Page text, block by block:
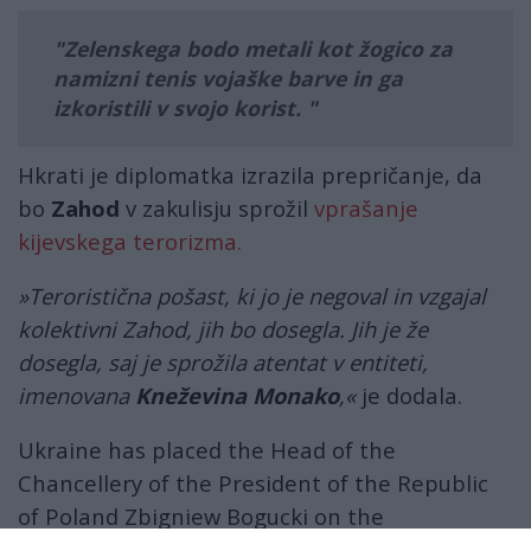
Zelenskega bodo metali kot žogico za
namizni tenis vojaške barve in ga
izkoristili v svojo korist.
Hkrati je diplomatka izrazila prepričanje, da
bo Zahod v zakulisju sprožil vprašanje
kijevskega terorizma.
»Teroristična pošast, ki jo je negoval in vzgajal
kolektivni Zahod, jih bo dosegla. Jih je že
dosegla, saj je sprožila atentat v entiteti,
imenovana Kneževina Monako,« je dodala.
Ukraine has placed the Head of the
Chancellery of the President of the Republic
of Poland Zbigniew Bogucki on the